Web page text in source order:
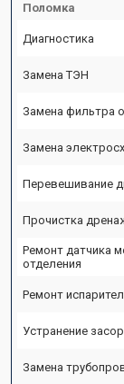
Поломка
Диагностика
Замена ТЭН
Замена фильтра
Замена
Перевешивание
Прочистка
Ремонт датчика
отделения
Ремонт
Устранение
Замена